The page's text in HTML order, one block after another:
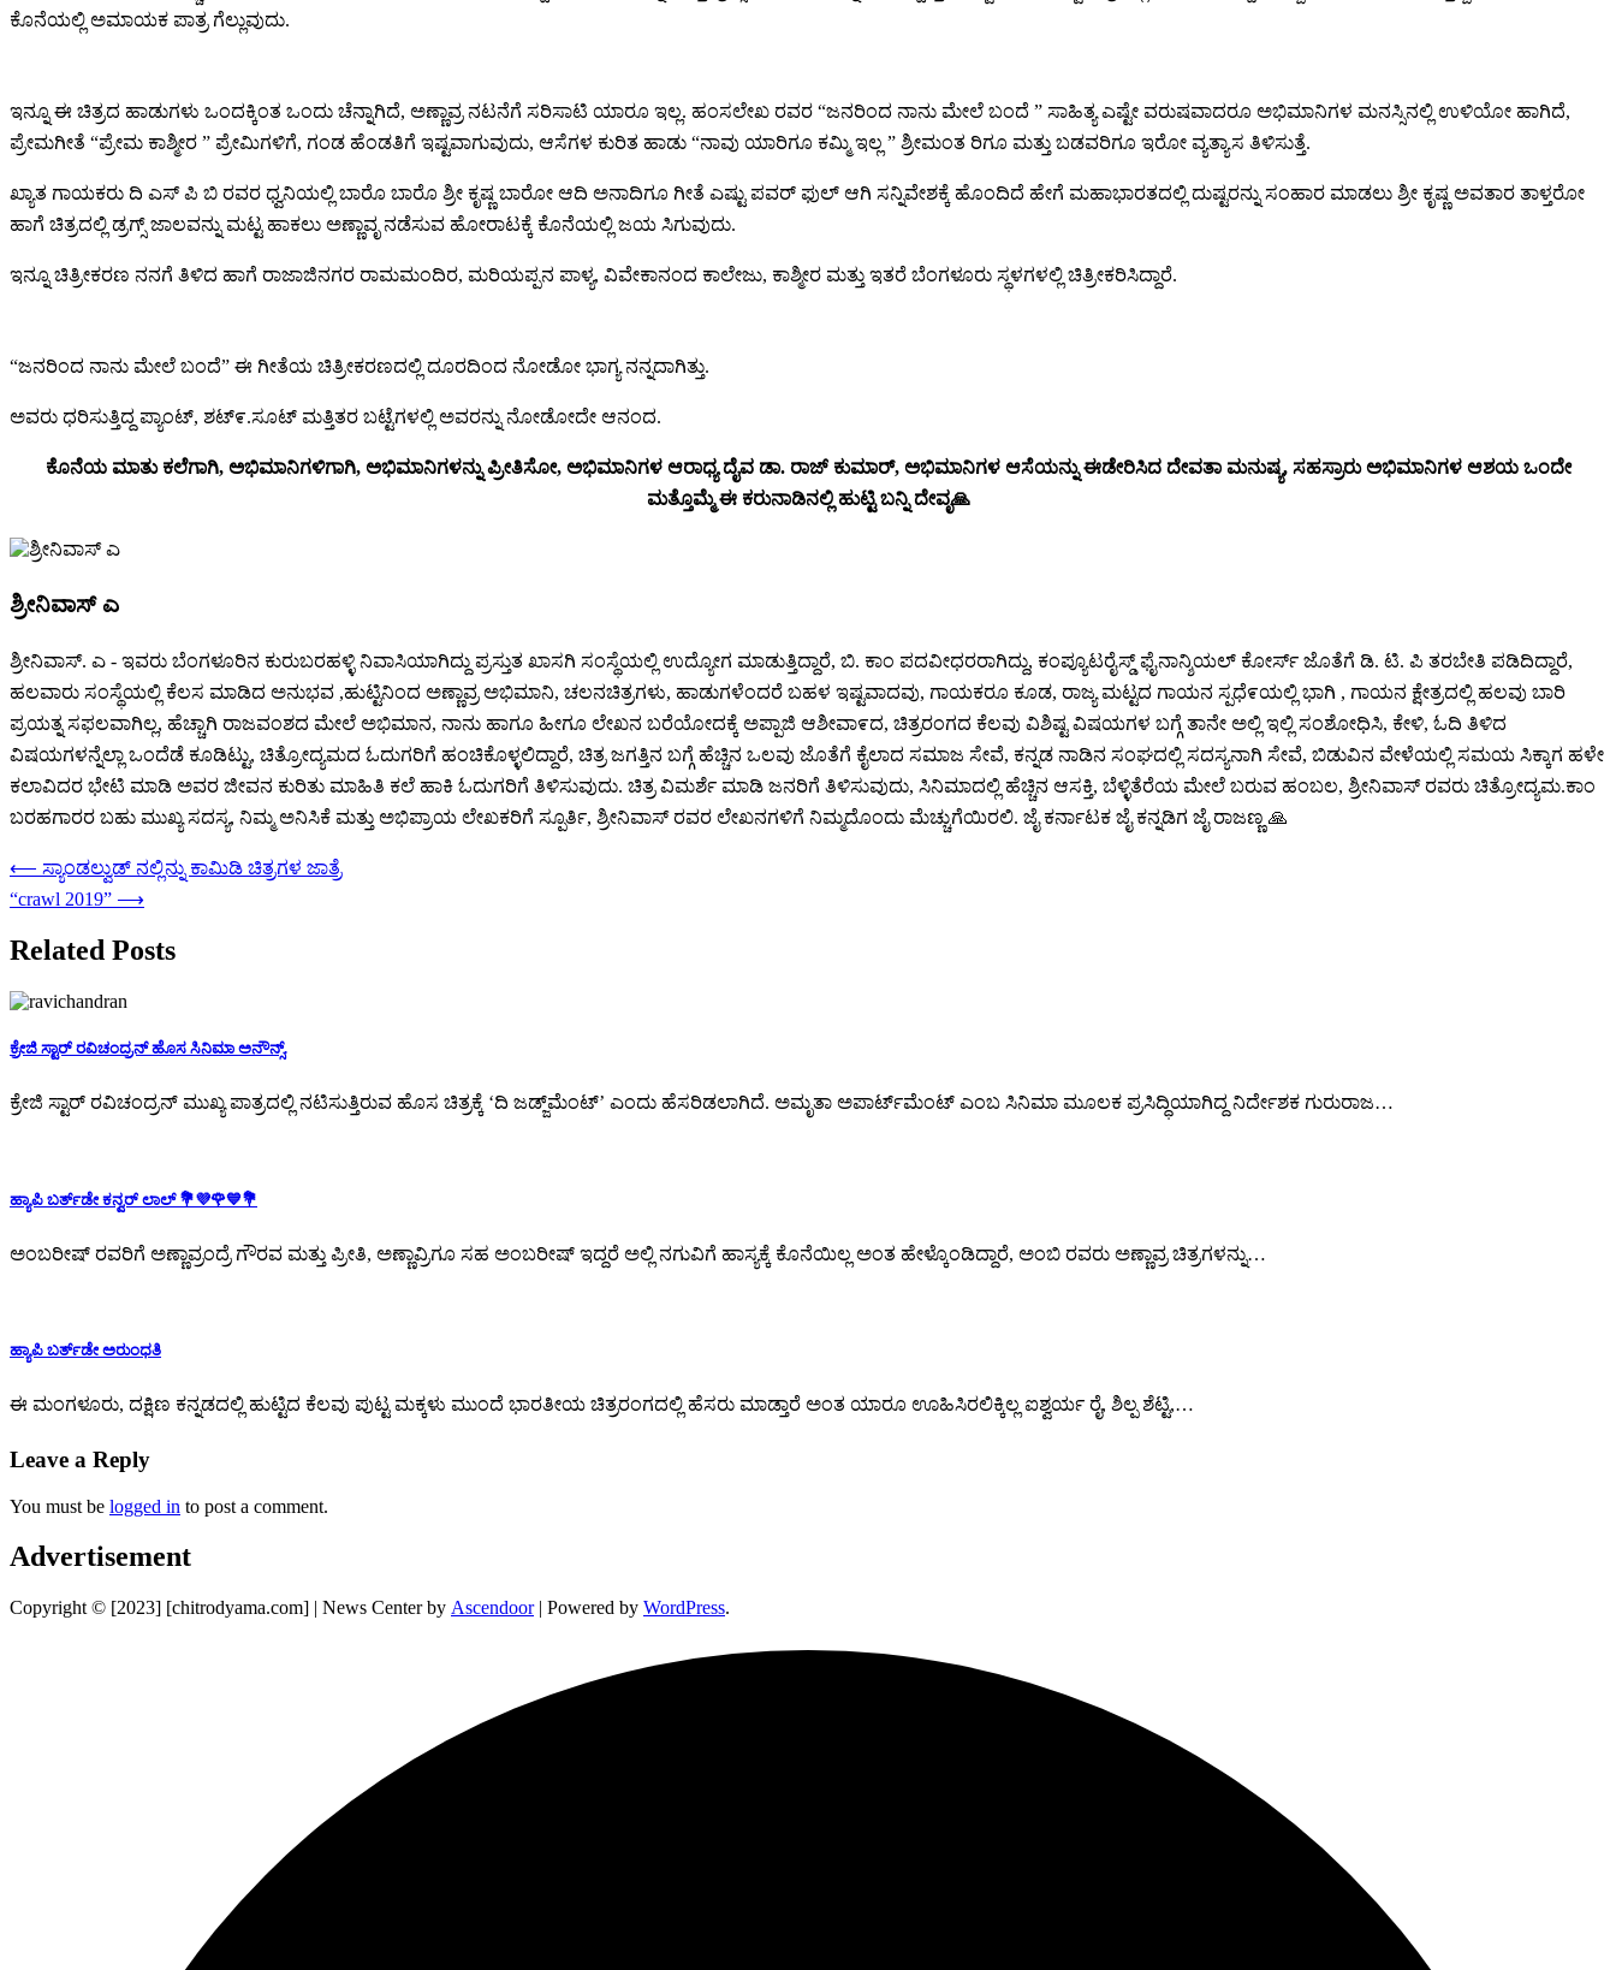
ಕೊನೆಯಲ್ಲಿ ಅಮಾಯಕ ಪಾತ್ರ ಗೆಲ್ಲುವುದು.
ಇನ್ನೂ ಈ ಚಿತ್ರದ ಹಾಡುಗಳು ಒಂದಕ್ಕಿಂತ ಒಂದು ಚೆನ್ನಾಗಿದೆ, ಅಣ್ಣಾವ್ರ ನಟನೆಗೆ ಸರಿಸಾಟಿ ಯಾರೂ ಇಲ್ಲ. ಹಂಸಲೇಖ ರವರ “ಜನರಿಂದ ನಾನು ಮೇಲೆ ಬಂದೆ ” ಸಾಹಿತ್ಯ ಎಷ್ಟೇ ವರುಷವಾದರೂ ಅಭಿಮಾನಿಗಳ ಮನಸ್ಸಿನಲ್ಲಿ ಉಳಿಯೋ ಹಾಗಿದೆ,
ಪ್ರೇಮಗೀತೆ “ಪ್ರೇಮ ಕಾಶ್ಮೀರ ” ಪ್ರೇಮಿಗಳಿಗೆ, ಗಂಡ ಹೆಂಡತಿಗೆ ಇಷ್ಟವಾಗುವುದು, ಆಸೆಗಳ ಕುರಿತ ಹಾಡು “ನಾವು ಯಾರಿಗೂ ಕಮ್ಮಿ ಇಲ್ಲ ” ಶ್ರೀಮಂತ ರಿಗೂ ಮತ್ತು ಬಡವರಿಗೂ ಇರೋ ವ್ಯತ್ಯಾಸ ತಿಳಿಸುತ್ತೆ.
ಖ್ಯಾತ ಗಾಯಕರು ದಿ ಎಸ್ ಪಿ ಬಿ ರವರ ಧ್ವನಿಯಲ್ಲಿ ಬಾರೊ ಬಾರೊ ಶ್ರೀ ಕೃಷ್ಣ ಬಾರೋ ಆದಿ ಅನಾದಿಗೂ ಗೀತೆ ಎಷ್ಟು ಪವರ್ ಫುಲ್ ಆಗಿ ಸನ್ನಿವೇಶಕ್ಕೆ ಹೊಂದಿದೆ ಹೇಗೆ ಮಹಾಭಾರತದಲ್ಲಿ ದುಷ್ಟರನ್ನು ಸಂಹಾರ ಮಾಡಲು ಶ್ರೀ ಕೃಷ್ಣ ಅವತಾರ ತಾಳ್ತರೋ
ಹಾಗೆ ಚಿತ್ರದಲ್ಲಿ ಡ್ರಗ್ಸ್ ಜಾಲವನ್ನು ಮಟ್ಟ ಹಾಕಲು ಅಣ್ಣಾವೃ ನಡೆಸುವ ಹೋರಾಟಕ್ಕೆ ಕೊನೆಯಲ್ಲಿ ಜಯ ಸಿಗುವುದು.
ಇನ್ನೂ ಚಿತ್ರೀಕರಣ ನನಗೆ ತಿಳಿದ ಹಾಗೆ ರಾಜಾಜಿನಗರ ರಾಮಮಂದಿರ, ಮರಿಯಪ್ಪನ ಪಾಳ್ಯ, ವಿವೇಕಾನಂದ ಕಾಲೇಜು, ಕಾಶ್ಮೀರ ಮತ್ತು ಇತರೆ ಬೆಂಗಳೂರು ಸ್ಥಳಗಳಲ್ಲಿ ಚಿತ್ರೀಕರಿಸಿದ್ದಾರೆ.
“ಜನರಿಂದ ನಾನು ಮೇಲೆ ಬಂದೆ” ಈ ಗೀತೆಯ ಚಿತ್ರೀಕರಣದಲ್ಲಿ ದೂರದಿಂದ ನೋಡೋ ಭಾಗ್ಯ ನನ್ನದಾಗಿತ್ತು.
ಅವರು ಧರಿಸುತ್ತಿದ್ದ ಪ್ಯಾಂಟ್, ಶಟ್೯.ಸೂಟ್ ಮತ್ತಿತರ ಬಟ್ಟೆಗಳಲ್ಲಿ ಅವರನ್ನು ನೋಡೋದೇ ಆನಂದ.
ಕೊನೆಯ ಮಾತು ಕಲೆಗಾಗಿ, ಅಭಿಮಾನಿಗಳಿಗಾಗಿ, ಅಭಿಮಾನಿಗಳನ್ನು ಪ್ರೀತಿಸೋ, ಅಭಿಮಾನಿಗಳ ಆರಾಧ್ಯ ದೈವ ಡಾ. ರಾಜ್ ಕುಮಾರ್, ಅಭಿಮಾನಿಗಳ ಆಸೆಯನ್ನು ಈಡೇರಿಸಿದ ದೇವತಾ ಮನುಷ್ಯ, ಸಹಸ್ರಾರು ಅಭಿಮಾನಿಗಳ ಆಶಯ ಒಂದೇ
ಮತ್ತೊಮ್ಮೆ ಈ ಕರುನಾಡಿನಲ್ಲಿ ಹುಟ್ಟಿ ಬನ್ನಿ ದೇವೃ🙏
ಶ್ರೀನಿವಾಸ್ ಎ
ಶ್ರೀನಿವಾಸ್. ಎ - ಇವರು ಬೆಂಗಳೂರಿನ ಕುರುಬರಹಳ್ಳಿ ನಿವಾಸಿಯಾಗಿದ್ದು ಪ್ರಸ್ತುತ ಖಾಸಗಿ ಸಂಸ್ಥೆಯಲ್ಲಿ ಉದ್ಯೋಗ ಮಾಡುತ್ತಿದ್ದಾರೆ, ಬಿ. ಕಾಂ ಪದವೀಧರರಾಗಿದ್ದು, ಕಂಪ್ಯೂಟರೈಸ್ಡ್ ಫೈನಾನ್ಶಿಯಲ್ ಕೋರ್ಸ್ ಜೊತೆಗೆ ಡಿ. ಟಿ. ಪಿ ತರಬೇತಿ ಪಡಿದಿದ್ದಾರೆ,
ಹಲವಾರು ಸಂಸ್ಥೆಯಲ್ಲಿ ಕೆಲಸ ಮಾಡಿದ ಅನುಭವ ,ಹುಟ್ಟಿನಿಂದ ಅಣ್ಣಾವ್ರ ಅಭಿಮಾನಿ, ಚಲನಚಿತ್ರಗಳು, ಹಾಡುಗಳೆಂದರೆ ಬಹಳ ಇಷ್ಟವಾದವು, ಗಾಯಕರೂ ಕೂಡ, ರಾಜ್ಯ ಮಟ್ಟದ ಗಾಯನ ಸ್ಪಧೆ೯ಯಲ್ಲಿ ಭಾಗಿ , ಗಾಯನ ಕ್ಷೇತ್ರದಲ್ಲಿ ಹಲವು ಬಾರಿ
ಪ್ರಯತ್ನ ಸಫಲವಾಗಿಲ್ಲ, ಹೆಚ್ಚಾಗಿ ರಾಜವಂಶದ ಮೇಲೆ ಅಭಿಮಾನ, ನಾನು ಹಾಗೂ ಹೀಗೂ ಲೇಖನ ಬರೆಯೋದಕ್ಕೆ ಅಪ್ಪಾಜಿ ಆಶೀವಾ೯ದ, ಚಿತ್ರರಂಗದ ಕೆಲವು ವಿಶಿಷ್ಟ ವಿಷಯಗಳ ಬಗ್ಗೆ ತಾನೇ ಅಲ್ಲಿ ಇಲ್ಲಿ ಸಂಶೋಧಿಸಿ, ಕೇಳಿ, ಓದಿ ತಿಳಿದ
ವಿಷಯಗಳನ್ನೆಲ್ಲಾ ಒಂದೆಡೆ ಕೂಡಿಟ್ಟು, ಚಿತ್ರೋದ್ಯಮದ ಓದುಗರಿಗೆ ಹಂಚಿಕೊಳ್ಳಲಿದ್ದಾರೆ, ಚಿತ್ರ ಜಗತ್ತಿನ ಬಗ್ಗೆ ಹೆಚ್ಚಿನ ಒಲವು ಜೊತೆಗೆ ಕೈಲಾದ ಸಮಾಜ ಸೇವೆ, ಕನ್ನಡ ನಾಡಿನ ಸಂಘದಲ್ಲಿ ಸದಸ್ಯನಾಗಿ ಸೇವೆ, ಬಿಡುವಿನ ವೇಳೆಯಲ್ಲಿ ಸಮಯ ಸಿಕ್ಕಾಗ ಹಳೇ
ಕಲಾವಿದರ ಭೇಟಿ ಮಾಡಿ ಅವರ ಜೀವನ ಕುರಿತು ಮಾಹಿತಿ ಕಲೆ ಹಾಕಿ ಓದುಗರಿಗೆ ತಿಳಿಸುವುದು. ಚಿತ್ರ ವಿಮರ್ಶೆ ಮಾಡಿ ಜನರಿಗೆ ತಿಳಿಸುವುದು, ಸಿನಿಮಾದಲ್ಲಿ ಹೆಚ್ಚಿನ ಆಸಕ್ತಿ, ಬೆಳ್ಳಿತೆರೆಯ ಮೇಲೆ ಬರುವ ಹಂಬಲ, ಶ್ರೀನಿವಾಸ್ ರವರು ಚಿತ್ರೋದ್ಯಮ.ಕಾಂ
ಬರಹಗಾರರ ಬಹು ಮುಖ್ಯ ಸದಸ್ಯ, ನಿಮ್ಮ ಅನಿಸಿಕೆ ಮತ್ತು ಅಭಿಪ್ರಾಯ ಲೇಖಕರಿಗೆ ಸ್ಪೂರ್ತಿ, ಶ್ರೀನಿವಾಸ್ ರವರ ಲೇಖನಗಳಿಗೆ ನಿಮ್ಮದೊಂದು ಮೆಚ್ಚುಗೆಯಿರಲಿ. ಜೈ ಕರ್ನಾಟಕ ಜೈ ಕನ್ನಡಿಗ ಜೈ ರಾಜಣ್ಣ 🙏
Post
navigation
⟵ ಸ್ಯಾಂಡಲ್ವುಡ್ ನಲ್ಲಿನ್ನು ಕಾಮಿಡಿ ಚಿತ್ರಗಳ ಜಾತ್ರೆ
“crawl 2019” ⟶
Related Posts
ಕ್ರೇಜಿ ಸ್ಟಾರ್ ರವಿಚಂದ್ರನ್ ಹೊಸ ಸಿನಿಮಾ ಅನೌನ್ಸ್.
ಕ್ರೇಜಿ ಸ್ಟಾರ್ ರವಿಚಂದ್ರನ್‌ ಮುಖ್ಯ ಪಾತ್ರದಲ್ಲಿ ನಟಿಸುತ್ತಿರುವ ಹೊಸ ಚಿತ್ರಕ್ಕೆ ‘ದಿ ಜಡ್ಜ್‌ಮೆಂಟ್‌’ ಎಂದು ಹೆಸರಿಡಲಾಗಿದೆ. ಅಮೃತಾ ಅಪಾರ್ಟ್‌ಮೆಂಟ್‌ ಎಂಬ ಸಿನಿಮಾ ಮೂಲಕ ಪ್ರಸಿದ್ಧಿಯಾಗಿದ್ದ ನಿರ್ದೇಶಕ ಗುರುರಾಜ…
ಹ್ಯಾಪಿ ಬರ್ತ್‌ಡೇ ಕನ್ವರ್ ಲಾಲ್ 💐💜🌹💙💐
ಅಂಬರೀಷ್ ರವರಿಗೆ ಅಣ್ಣಾವ್ರಂದ್ರೆ ಗೌರವ ಮತ್ತು ಪ್ರೀತಿ, ಅಣ್ಣಾವ್ರಿಗೂ ಸಹ ಅಂಬರೀಷ್ ಇದ್ದರೆ ಅಲ್ಲಿ ನಗುವಿಗೆ ಹಾಸ್ಯಕ್ಕೆ ಕೊನೆಯಿಲ್ಲ ಅಂತ ಹೇಳ್ಕೊಂಡಿದ್ದಾರೆ, ಅಂಬಿ ರವರು ಅಣ್ಣಾವ್ರ ಚಿತ್ರಗಳನ್ನು…
ಹ್ಯಾಪಿ ಬರ್ತ್‌ಡೇ ಅರುಂಧತಿ
ಈ ಮಂಗಳೂರು, ದಕ್ಷಿಣ ಕನ್ನಡದಲ್ಲಿ ಹುಟ್ಟಿದ ಕೆಲವು ಪುಟ್ಟ ಮಕ್ಕಳು ಮುಂದೆ ಭಾರತೀಯ ಚಿತ್ರರಂಗದಲ್ಲಿ ಹೆಸರು ಮಾಡ್ತಾರೆ ಅಂತ ಯಾರೂ ಊಹಿಸಿರಲಿಕ್ಕಿಲ್ಲ ಐಶ್ವರ್ಯ ರೈ, ಶಿಲ್ಪ ಶೆಟ್ಟಿ,…
Leave a Reply
You must be logged in to post a comment.
Advertisement
Copyright © [2023] [chitrodyama.com] | News Center by Ascendoor| Powered by WordPress.